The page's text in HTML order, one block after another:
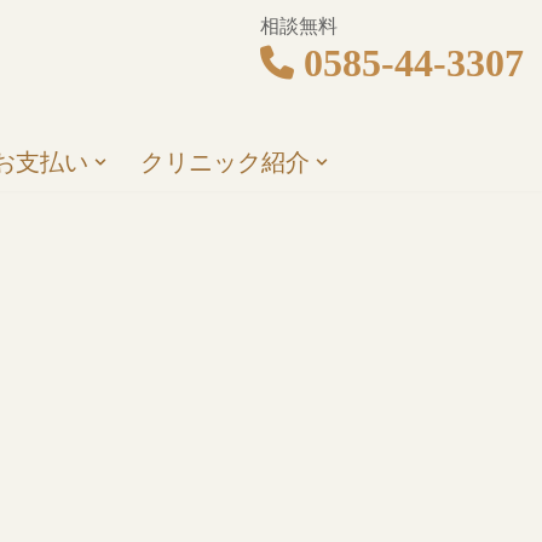
相談無料
0585-44-3307
支払い クリニック紹介